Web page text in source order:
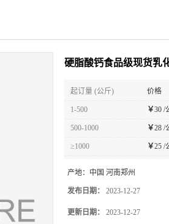
硬脂酸钙食品级现货乳
起订量 (公斤) 价格
1-500 ￥30 /
500-1000 ￥28 /
≥1000 ￥25 /
产地： 中国 河南郑州
发布日期： 2023-12-27
更新日期： 2023-12-27